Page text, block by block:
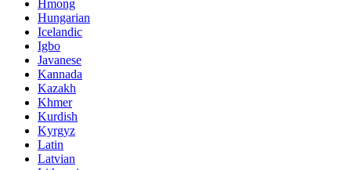
Hmong
Hungarian
Icelandic
Igbo
Javanese
Kannada
Kazakh
Khmer
Kurdish
Kyrgyz
Latin
Latvian